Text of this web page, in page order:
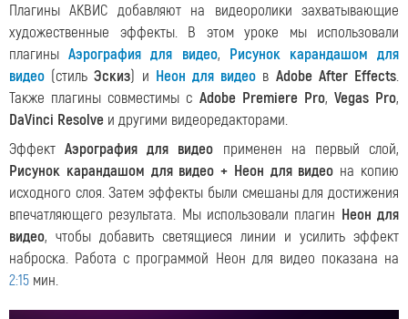
Плагины АКВИС добавляют на видеоролики захватывающие
художественные эффекты. В этом уроке мы использовали
плагиныАэрография для видео, Рисунок карандашом для
видео (стильЭскиз) и Неон для видео в Adobe After Effects.
Также плагины совместимы с Adobe Premiere Pro, Vegas Pro,
DaVinci Resolve и другими видеоредакторами.
ЭффектАэрография для видео применен на первый слой,
Рисунок карандашом для видео + Неон для видео на копию
исходного слоя. Затем эффекты были смешаны для достижения
впечатляющего результата. Мы использовали плагин Неон для
видео, чтобы добавить светящиеся линии и усилить эффект
наброска. Работа с программой Неон для видео показана на
2:15 мин.